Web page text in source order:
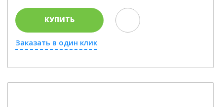
КУПИТЬ
Заказать в один клик